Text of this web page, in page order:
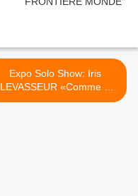
Expo Solo Show: Iris
LEVASSEUR «Comme si
j'étais éternelle» >